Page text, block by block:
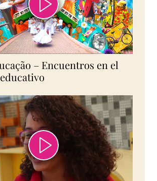
– Encuentros en el